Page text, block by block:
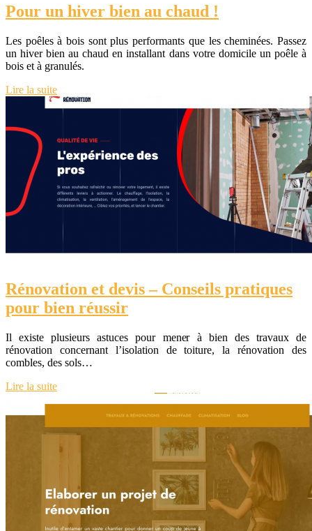
Pour un hiver bien au chaud !
Les poêles à bois sont plus performants que les cheminées. Passez
un hiver bien au chaud en installant dans votre domicile un poêle à
bois et à granulés.
Lire la suite
Rénovation et devis – Conseils pratiques
pour bien réussir
Il existe plusieurs astuces pour mener à bien des travaux de
rénovation concernant l’isolation de toiture, la rénovation des
combles, des sols…
Lire la suite